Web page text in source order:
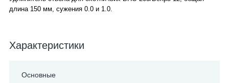
длина 150 мм, сужения 0.0 и 1.0.
Характеристики
Основные